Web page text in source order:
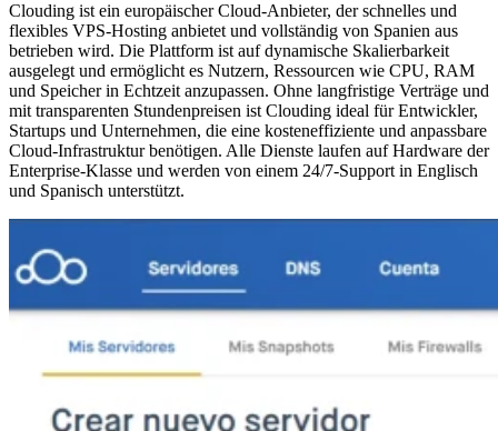
Clouding ist ein europäischer Cloud-Anbieter, der schnelles und
flexibles VPS-Hosting anbietet und vollständig von Spanien aus
betrieben wird. Die Plattform ist auf dynamische Skalierbarkeit
ausgelegt und ermöglicht es Nutzern, Ressourcen wie CPU, RAM
und Speicher in Echtzeit anzupassen. Ohne langfristige Verträge und
mit transparenten Stundenpreisen ist Clouding ideal für Entwickler,
Startups und Unternehmen, die eine kosteneffiziente und anpassbare
Cloud-Infrastruktur benötigen. Alle Dienste laufen auf Hardware der
Enterprise-Klasse und werden von einem 24/7-Support in Englisch
und Spanisch unterstützt.